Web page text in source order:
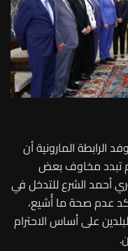
المارونية أن
تبدد مخاوف بعض
أحمد الشرع للتدخل في
عدم صحة ما أُشيع،
على أساس الاحترام